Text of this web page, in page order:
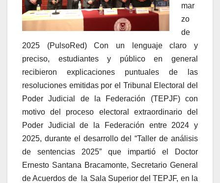
mar
zo
de
2025 (PulsoRed) Con un lenguaje claro y
preciso,
estudiantes y público en general
recibieron explicaciones puntuales de las
resoluciones emitidas por el Tribunal Electoral del
Poder Judicial de la Federación (TEPJF) con
motivo del proceso electoral extraordinario del
Poder Judicial de la Federación entre 2024 y
2025, durante el desarrollo del “Taller de análisis
de sentencias 2025” que impartió el Doctor
Ernesto Santana Bracamonte, Secretario General
de Acuerdos de la Sala Superior del TEPJF, en la